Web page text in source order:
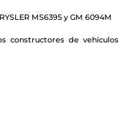
MS6395 y GM 6094M
constructores de vehículos